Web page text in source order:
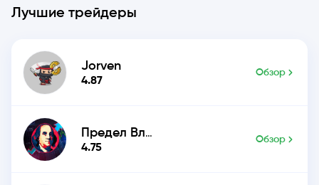
Лучшие трейдеры
Jorven
4.87
Обзор
Предел Влияния
4.75
Обзор